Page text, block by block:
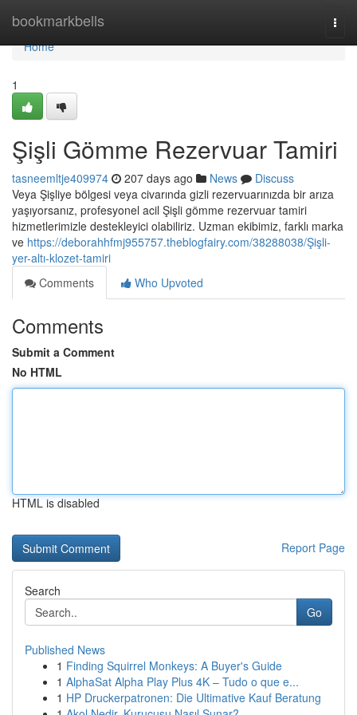
bookmarkbells
Home
Home
1
Şişli Gömme Rezervuar Tamiri
tasneemltje409974 207 days ago News
Discuss
Veya Şişliye bölgesi veya civarında gizli rezervuarınızda bir arıza
yaşıyorsanız, profesyonel acil Şişli gömme rezervuar tamiri
hizmetlerimizle destekleyici olabiliriz. Uzman ekibimiz, farklı marka
ve https://deborahhfmj955757.theblogfairy.com/38288038/Şişli-
yer-altı-klozet-tamiri
Comments
Who Upvoted
Comments
Submit a Comment
No HTML
HTML is disabled
Report Page
Search
Go
Published News
1 Finding Squirrel Monkeys: A Buyer's Guide
1 AlphaSat Alpha Play Plus 4K – Tudo o que e...
1 HP Druckerpatronen: Die Ultimative Kauf Beratung